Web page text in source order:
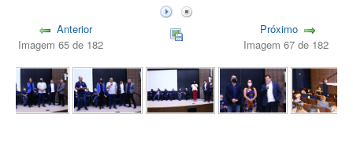
Anterior
Imagem 65 de 182
Próximo
Imagem 67 de 182